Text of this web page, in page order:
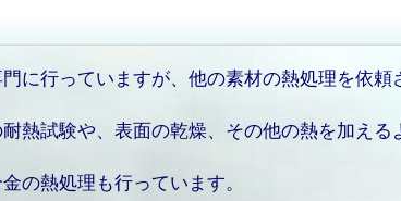
に行っていますが、他の素材の熱処理を依頼
熱試験や、表面の乾燥、その他の熱を加える
の熱処理も行っています。